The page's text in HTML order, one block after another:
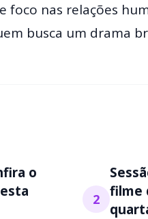
nas relações
busca um drama
o
2
filme